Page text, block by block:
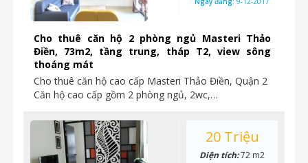
Cho thuê căn hộ 2 phòng ngủ Masteri Thảo
Điền, 73m2, tầng trung, tháp T2, view sông
thoáng mát
Cho thuê căn hộ cao cấp Masteri Thảo Điền, Quận 2
Căn hộ cao cấp gồm 2 phòng ngủ, 2wc,…
20 Triệu
Diện tích:72 m2